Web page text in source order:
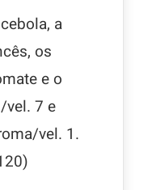
a
os
e o
vel. 7 e
vel. 1.